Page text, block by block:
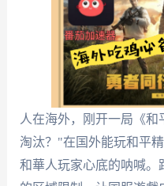
人在海外，刚开一局《
淘汰？"在国外能玩和平
和華人玩家心底的呐喊。